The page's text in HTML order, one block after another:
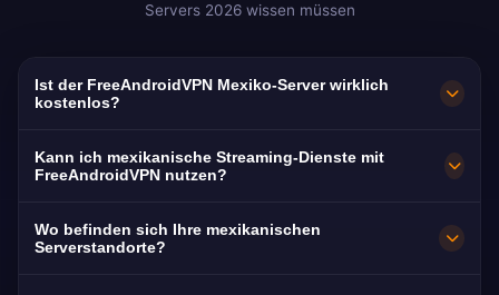
Servers 2026 wissen müssen
Ist der FreeAndroidVPN Mexiko-Server wirklich
kostenlos?
Guadalajara, Monterrey, Cancún und Puebla.
bieten unbegrenzten Zugang ohne versteckte
Kann ich mexikanische Streaming-Dienste mit
FreeAndroidVPN nutzen?
und TUDN. Liga MX, Telenovelas und
Wo befinden sich Ihre mexikanischen
Serverstandorte?